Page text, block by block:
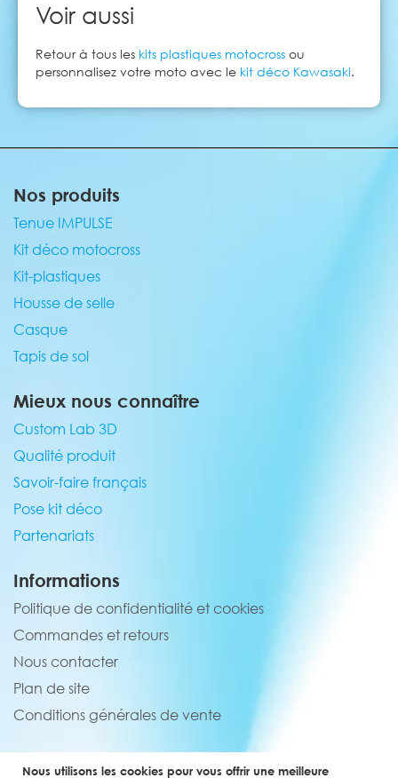
Nous utilisons les cookies pour vous offrir une meilleure
Voir aussi
Retour à tous les kits plastiques motocross ou
personnalisez votre moto avec le kit déco Kawasaki.
Nos produits
Tenue IMPULSE
Kit déco motocross
Kit-plastiques
Housse de selle
Casque
Tapis de sol
Mieux nous connaître
Custom Lab 3D
Qualité produit
Savoir-faire français
Pose kit déco
Partenariats
Informations
Politique de confidentialité et cookies
Commandes et retours
Nous contacter
Plan de site
Conditions générales de vente
Service client